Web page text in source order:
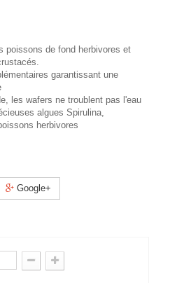
poissons de fond herbivores et
garantissant une
les wafers ne troublent pas l'eau
algues Spirulina,
herbivores
Google+